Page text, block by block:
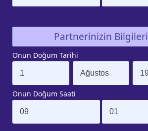
Partnerinizin Bilgileri
Onun Doğum Tarihi
Onun Doğum Saati